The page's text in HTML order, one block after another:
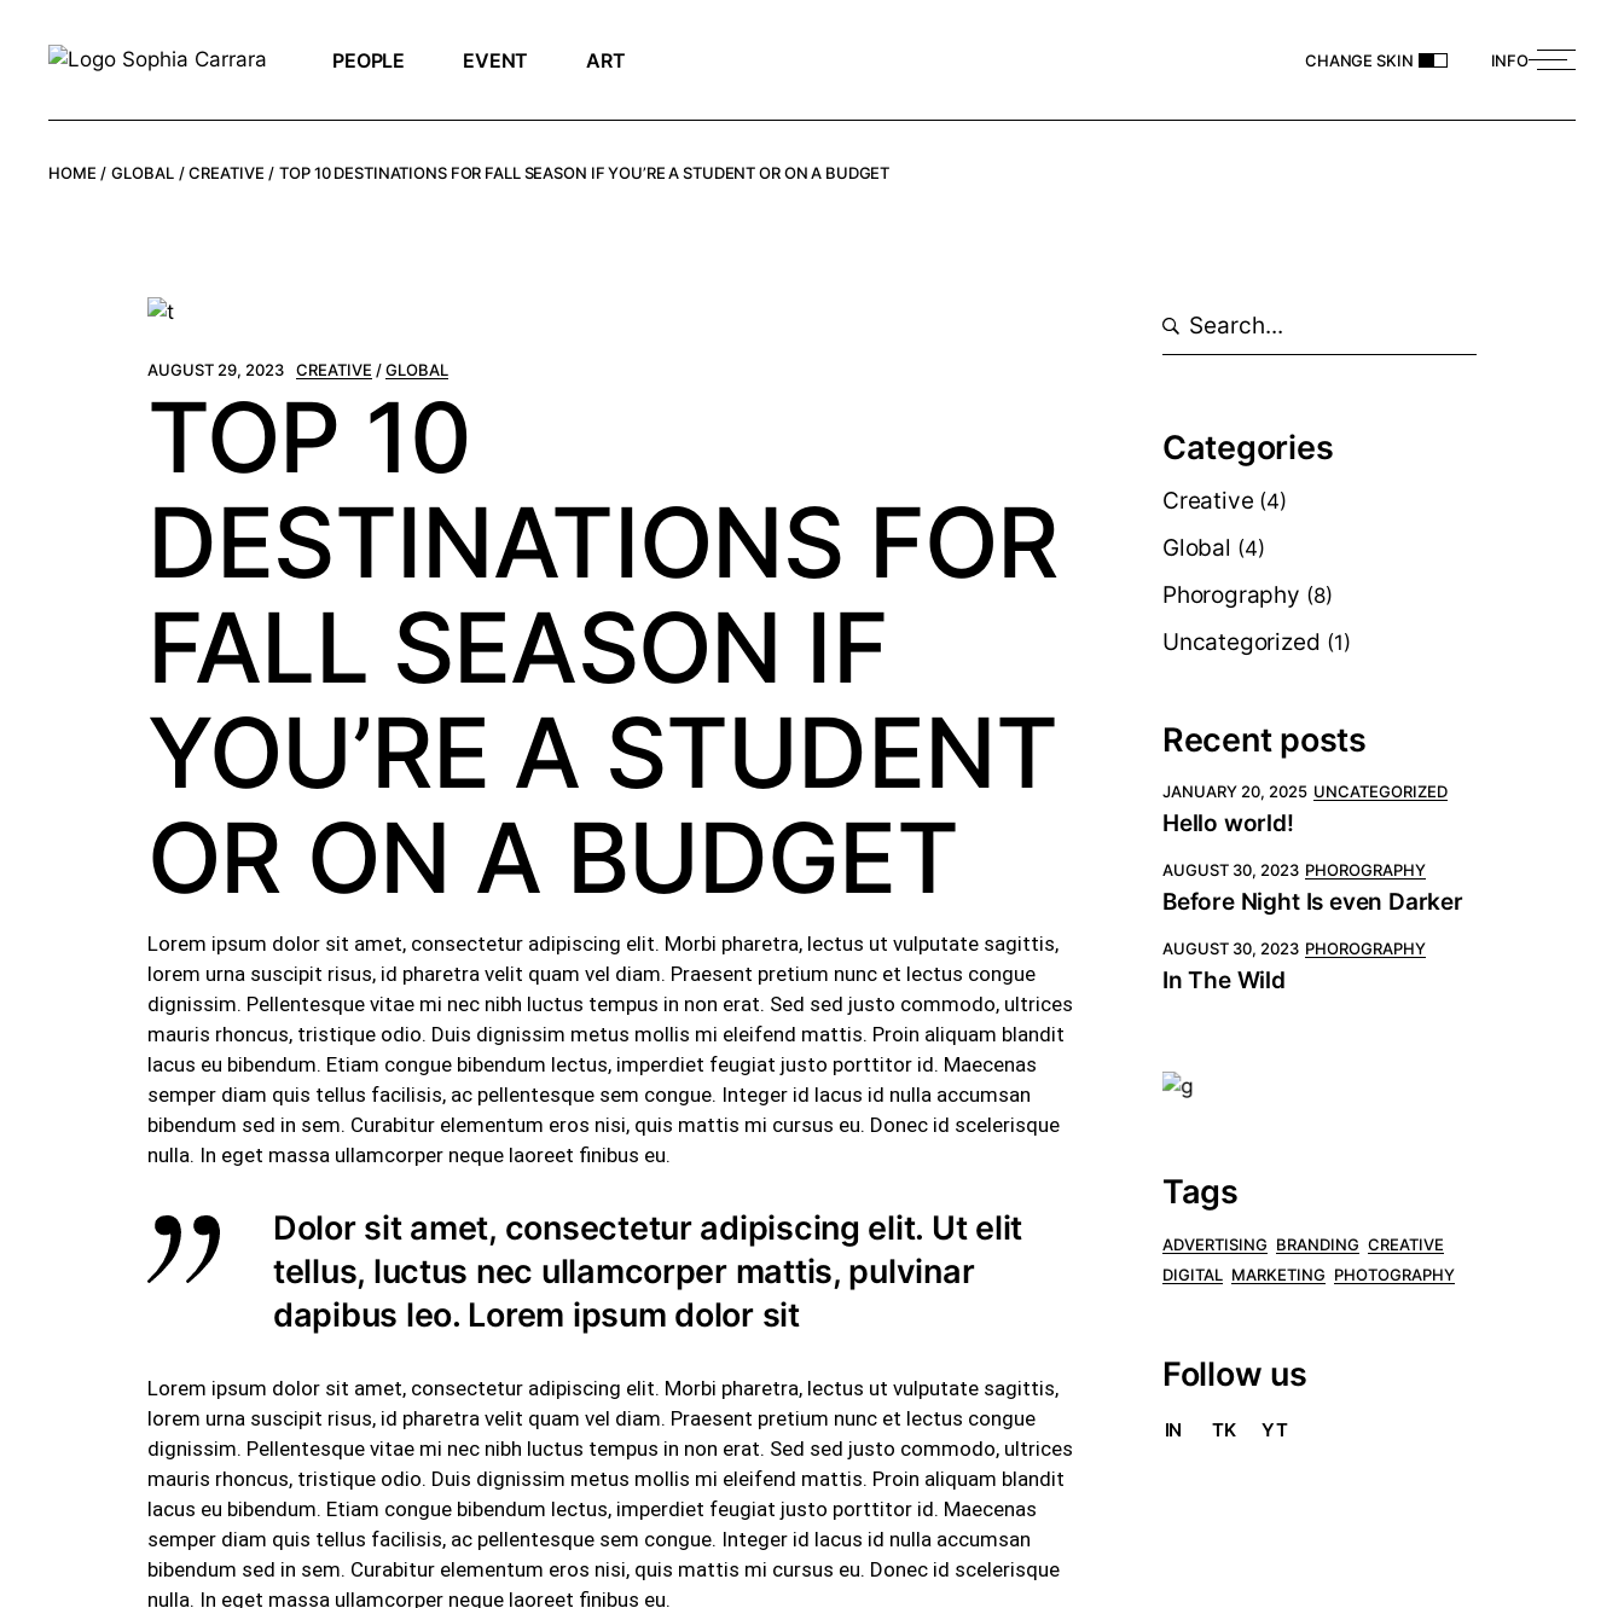
PEOPLE EVENT ART CHANGE SKIN INFO
HOME GLOBAL CREATIVE TOP 10 DESTINATIONS FOR FALL SEASON IF YOU’RE A STUDENT OR ON A BUDGET
AUGUST 29, 2023 CREATIVE GLOBAL
TOP 10
DESTINATIONS FOR
FALL SEASON IF
YOU’RE A STUDENT
OR ON A BUDGET
Lorem ipsum dolor sit amet, consectetur adipiscing elit. Morbi pharetra, lectus ut vulputate sagittis,
lorem urna suscipit risus, id pharetra velit quam vel diam. Praesent pretium nunc et lectus congue
dignissim. Pellentesque vitae mi nec nibh luctus tempus in non erat. Sed sed justo commodo, ultrices
mauris rhoncus, tristique odio. Duis dignissim metus mollis mi eleifend mattis. Proin aliquam blandit
lacus eu bibendum. Etiam congue bibendum lectus, imperdiet feugiat justo porttitor id. Maecenas
semper diam quis tellus facilisis, ac pellentesque sem congue. Integer id lacus id nulla accumsan
bibendum sed in sem. Curabitur elementum eros nisi, quis mattis mi cursus eu. Donec id scelerisque
nulla. In eget massa ullamcorper neque laoreet finibus eu.
Dolor sit amet, consectetur adipiscing elit. Ut elit
tellus, luctus nec ullamcorper mattis, pulvinar
dapibus leo. Lorem ipsum dolor sit
Lorem ipsum dolor sit amet, consectetur adipiscing elit. Morbi pharetra, lectus ut vulputate sagittis,
lorem urna suscipit risus, id pharetra velit quam vel diam. Praesent pretium nunc et lectus congue
dignissim. Pellentesque vitae mi nec nibh luctus tempus in non erat. Sed sed justo commodo, ultrices
mauris rhoncus, tristique odio. Duis dignissim metus mollis mi eleifend mattis. Proin aliquam blandit
lacus eu bibendum. Etiam congue bibendum lectus, imperdiet feugiat justo porttitor id. Maecenas
semper diam quis tellus facilisis, ac pellentesque sem congue. Integer id lacus id nulla accumsan
bibendum sed in sem. Curabitur elementum eros nisi, quis mattis mi cursus eu. Donec id scelerisque
nulla. In eget massa ullamcorper neque laoreet finibus eu.
Categories
Creative (4)
Global (4)
Phorography (8)
Uncategorized (1)
Recent posts
JANUARY 20, 2025 UNCATEGORIZED
Hello world!
AUGUST 30, 2023 PHOROGRAPHY
Before Night Is even Darker
AUGUST 30, 2023 PHOROGRAPHY
In The Wild
Tags
ADVERTISING BRANDING CREATIVE
DIGITAL MARKETING PHOTOGRAPHY
Follow us
IN TK YT